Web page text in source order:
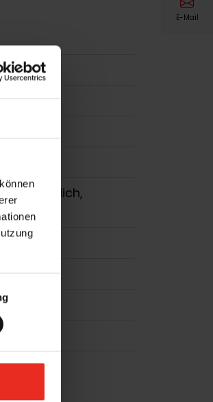
erhältlich,
E-Mail